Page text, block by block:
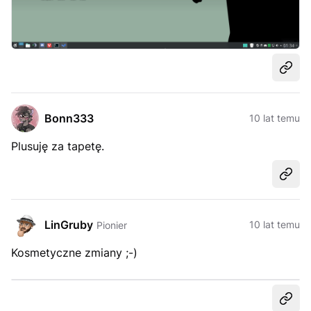
Bonn333 10 lat temu
Plusuję za tapetę.
LinGruby Pionier 10 lat temu
Kosmetyczne zmiany ;-)